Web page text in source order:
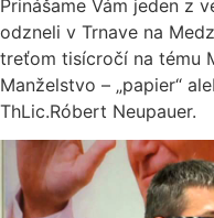
Prinášame Vám jeden z
odzneli v Trnave na
treťom tisícročí na tému
Manželstvo – „papier“
ThLic.Róbert Neupauer.